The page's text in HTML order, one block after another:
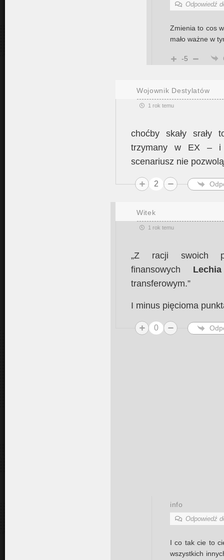
Odpowiedź
Zmienia to cos
mało ważne w
-5
Wojownik Destylatów
1 rok temu
choćby skały srały
trzymany w EX – i
scenariusz nie
2
Witek
1 rok temu
„Z racji swoich
finansowych Lechia
transferowym.”
I minus pięcioma
0
info
Odpowiedź
I co tak cie to
wszystkich